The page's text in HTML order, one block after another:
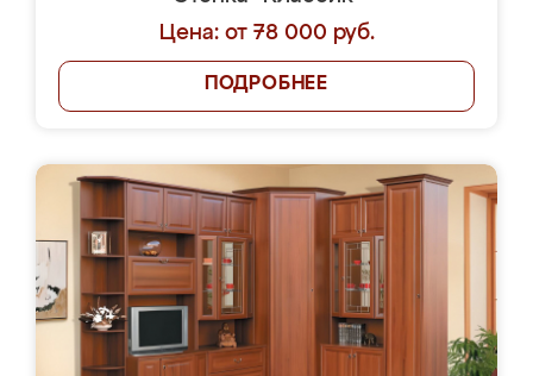
Цена: от 78 000 руб.
ПОДРОБНЕЕ